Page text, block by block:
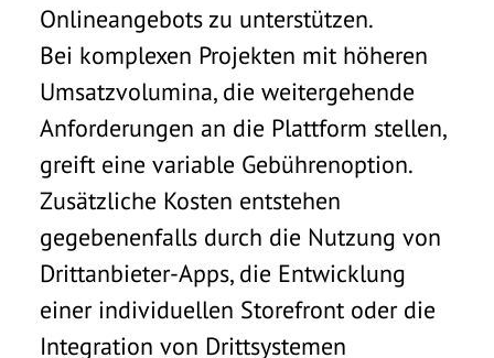
Onlineangebots zu unterstützen.
Bei komplexen Projekten mit höheren
Umsatzvolumina, die weitergehende
Anforderungen an die Plattform stellen,
greift eine variable Gebührenoption.
Zusätzliche Kosten entstehen
gegebenenfalls durch die Nutzung von
Drittanbieter-Apps, die Entwicklung
einer individuellen Storefront oder die
Integration von Drittsystemen